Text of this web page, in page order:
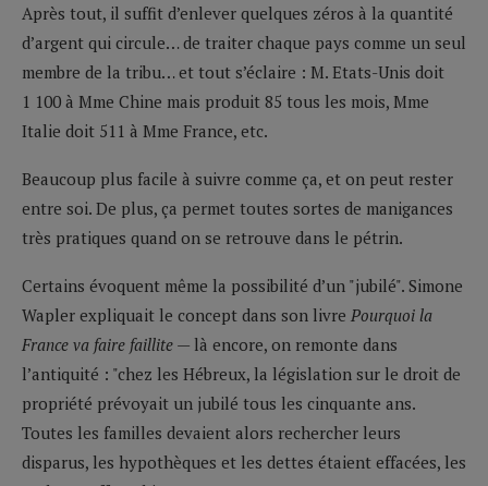
Après tout, il suffit d’enlever quelques zéros à la quantité
d’argent qui circule… de traiter chaque pays comme un seul
membre de la tribu… et tout s’éclaire : M. Etats-Unis doit
1 100 à Mme Chine mais produit 85 tous les mois, Mme
Italie doit 511 à Mme France, etc.
Beaucoup plus facile à suivre comme ça, et on peut rester
entre soi. De plus, ça permet toutes sortes de manigances
très pratiques quand on se retrouve dans le pétrin.
Certains évoquent même la possibilité d’un "jubilé". Simone
Wapler expliquait le concept dans son livre Pourquoi la
France va faire faillite — là encore, on remonte dans
l’antiquité : "chez les Hébreux, la législation sur le droit de
propriété prévoyait un jubilé tous les cinquante ans.
Toutes les familles devaient alors rechercher leurs
disparus, les hypothèques et les dettes étaient effacées, les